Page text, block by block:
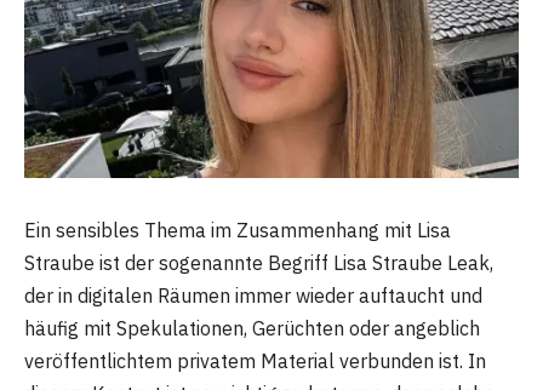
Ein sensibles Thema im Zusammenhang mit Lisa
Straube ist der sogenannte Begriff Lisa Straube Leak,
der in digitalen Räumen immer wieder auftaucht und
häufig mit Spekulationen, Gerüchten oder angeblich
veröffentlichtem privatem Material verbunden ist. In